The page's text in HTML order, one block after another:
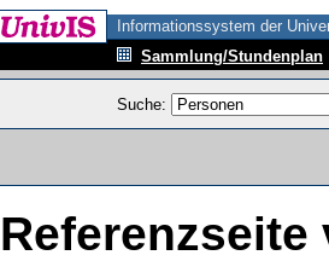
Informationssystem der
Sammlung/Stundenplan
Suche:
Referenzseite